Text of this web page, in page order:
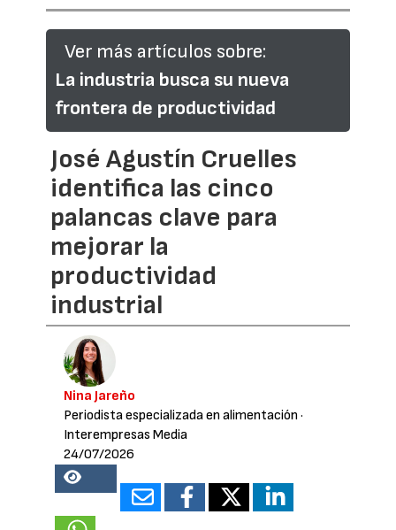
Ver más artículos sobre:
La industria busca su nueva
frontera de productividad
José Agustín Cruelles
identifica las cinco
palancas clave para
mejorar la
productividad
industrial
Nina Jareño
Periodista especializada en alimentación ·
Interempresas Media
24/07/2026
20184